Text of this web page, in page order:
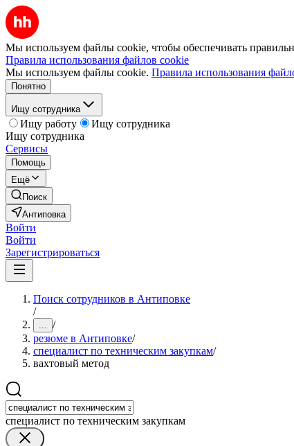
Мы используем файлы cookie, чтобы обеспечивать
Правила использования файлов cookie
Мы используем файлы cookie. Правила использования
Понятно
Ищу сотрудника
Ищу работу
Ищу сотрудника
Ищу сотрудника
Сервисы
Помощь
Ещё
Поиск
Антиповка
Войти
Войти
Зарегистрироваться
Поиск сотрудников в Антиповке
/
... /
резюме в Антиповке/
специалист по техническим закупкам/
вахтовый метод
специалист по техническим закупкам